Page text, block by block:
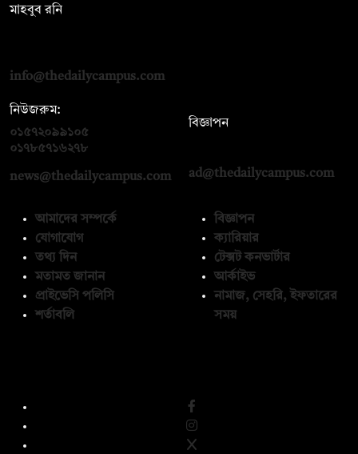
মাহবুব রনি
info@thedailycampus.com
নিউজরুম:
০১৫৭২০৯৯১০৫
০১৭৮৫৭১৬২৭৮
news@thedailycampus.com
বিজ্ঞাপন
ad@thedailycampus.com
আমাদের সম্পর্কে
যোগাযোগ
তথ্য দিন
মতামত জানান
প্রাইভেসি পলিসি
শর্তাবলি
বিজ্ঞাপন
ক্যারিয়ার
টেক্সট কনভার্টার
আর্কাইভ
নামাজ, সেহরি, ইফতারের
সময়